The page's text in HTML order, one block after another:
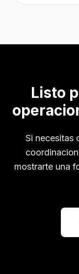
Listo
Si necesitas
mostrarte una